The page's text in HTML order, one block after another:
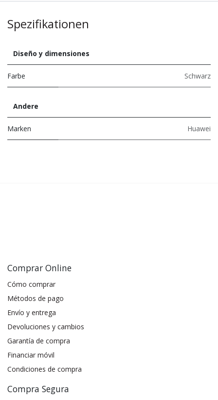
Spezifikationen
Diseño y dimensiones
Farbe Schwarz
Andere
Marken Huawei
Comprar Online
Cómo comprar
Métodos de pago
Envío y entrega
Devoluciones y cambios
Garantía de compra
Financiar móvil
Condiciones de compra
Compra Segura